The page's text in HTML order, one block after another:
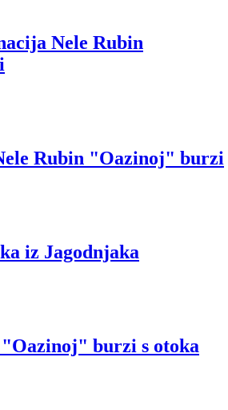
Nele Rubin
Rubin "Oazinoj" burzi
iz Jagodnjaka
burzi s otoka